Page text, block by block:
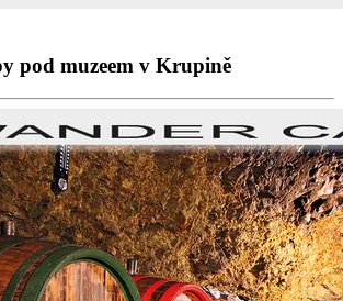
pod muzeem v Krupině